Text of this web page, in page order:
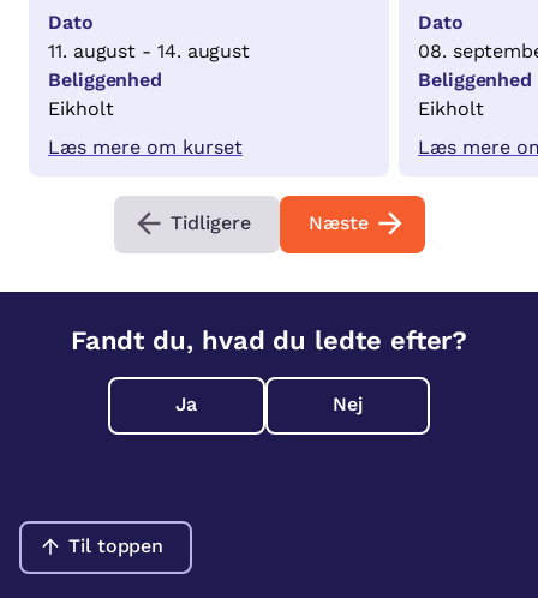
Dato
11. august - 14. august
Beliggenhed
Eikholt
Læs mere om kurset
Dato
08.
Beliggenhed
Eikholt
Læs mere
Tidligere Næste
Fandt du, hvad du ledte efter?
Ja Nej
Til toppen